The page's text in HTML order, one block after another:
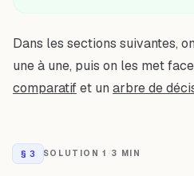
Dans les sections suivantes,
une à une, puis on les met
comparatifet un arbre de
§ 3 SOLUTION 1 · 3 MIN